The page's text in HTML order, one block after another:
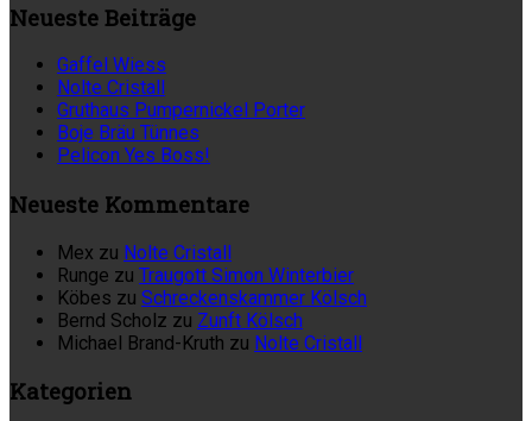
Neueste Beiträge
Gaffel Wiess
Nolte Cristall
Gruthaus Pumpernickel Porter
Boje Bräu Tünnes
Pelicon Yes Boss!
Neueste Kommentare
Mex zu Nolte Cristall
Runge zu Traugott Simon Winterbier
Köbes zu Schreckenskammer Kölsch
Bernd Scholz zu Zunft Kölsch
Michael Brand-Kruth zu Nolte Cristall
Kategorien